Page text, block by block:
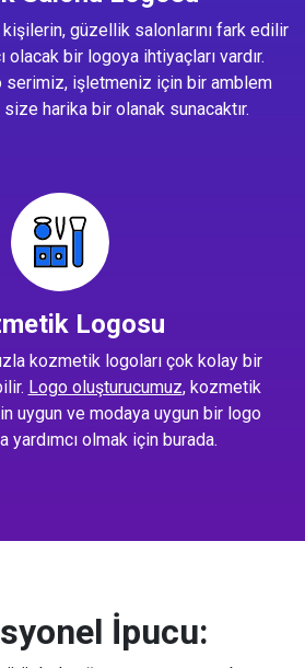
güzellik salonlarını fark edilir
olacak bir logoya ihtiyaçları vardır.
serimiz, işletmeniz için bir amblem
harika bir olanak sunacaktır.
Logosu
kozmetik logoları çok kolay bir
Logo oluşturucumuz, kozmetik
uygun ve modaya uygun bir logo
yardımcı olmak için burada.
İpucu: